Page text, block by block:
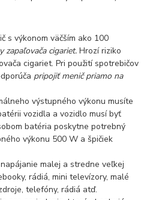
s výkonom väčším ako 100
zapaľovača cigariet. Hrozí riziko
cigariet. Pri použití spotrebičov
pripojiť menič priamo na
výstupného výkonu musíte
vozidla a vozidlo musí byť
batéria poskytne potrebný
výkonu 500 W a špičiek
malej a stredne veľkej
rádiá, mini televízory, malé
telefóny, rádiá atď.